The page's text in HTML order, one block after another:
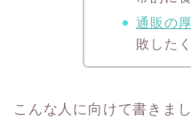
通販の
敗した
こんな人に向けて書きまし